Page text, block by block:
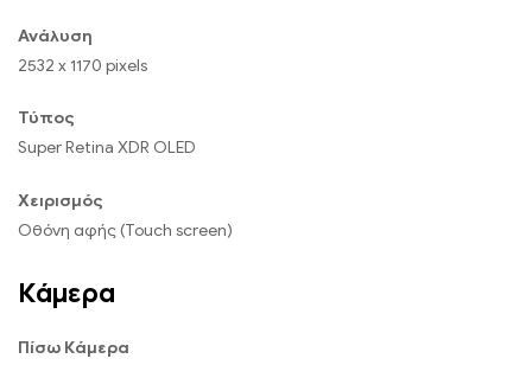
Ανάλυση
2532 x 1170 pixels
Τύπος
Super Retina XDR OLED
Χειρισμός
Οθόνη αφής (Touch screen)
Κάμερα
Πίσω Κάμερα